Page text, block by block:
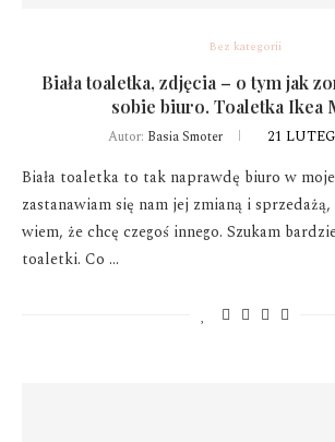
Bez kategorii
Biała toaletka, zdjęcia – o tym jak
sobie biuro. Toaletka Ikea
Autor: Basia Smoter 21
Biała toaletka to tak naprawdę biuro w
zastanawiam się nam jej zmianą i
wiem, że chcę czegoś innego. Szukam
toaletki. Co …